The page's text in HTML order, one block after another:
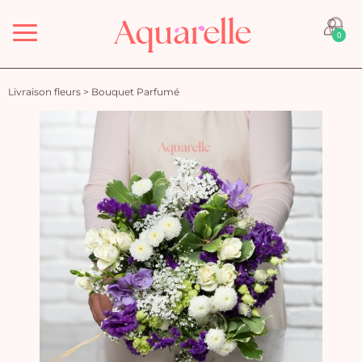
Menu 0
Livraison fleurs > Bouquet Parfumé